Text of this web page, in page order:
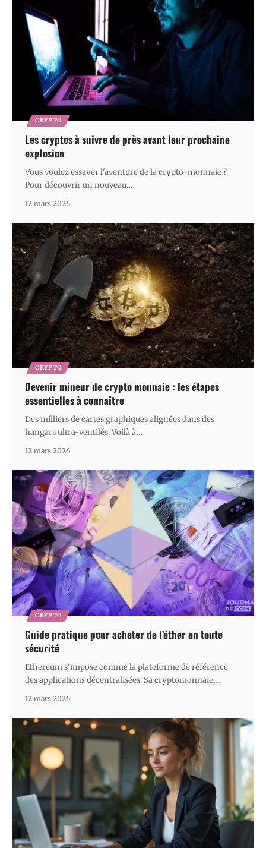
CRYPTO
Les cryptos à suivre de près avant leur prochaine
explosion
Vous voulez essayer l'aventure de la crypto-monnaie ?
Pour découvrir un nouveau…
12 mars 2026
CRYPTO
Devenir mineur de crypto monnaie : les étapes
essentielles à connaître
Des milliers de cartes graphiques alignées dans des
hangars ultra-ventilés. Voilà à…
12 mars 2026
CRYPTO
Guide pratique pour acheter de l’éther en toute
sécurité
Ethereum s'impose comme la plateforme de référence
des applications décentralisées. Sa cryptomonnaie,…
12 mars 2026